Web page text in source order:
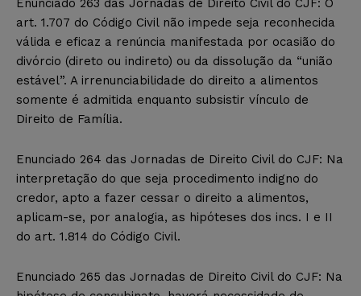
art. 1.707 do Código Civil não impede seja reconhecida
válida e eficaz a renúncia manifestada por ocasião do
divórcio (direto ou indireto) ou da dissolução da “união
estável”. A irrenunciabilidade do direito a alimentos
somente é admitida enquanto subsistir vínculo de
Direito de Família.
Enunciado 264 das Jornadas de Direito Civil do CJF: Na
interpretação do que seja procedimento indigno do
credor, apto a fazer cessar o direito a alimentos,
aplicam-se, por analogia, as hipóteses dos incs. I e II
do art. 1.814 do Código Civil.
Enunciado 265 das Jornadas de Direito Civil do CJF: Na